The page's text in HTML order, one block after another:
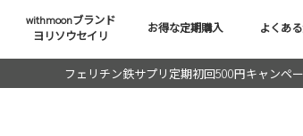
withmoonブランド
ヨリソウセイリ
お得な定期購入 よくあ
フェリチン鉄サプリ定期初回500円キャンペー